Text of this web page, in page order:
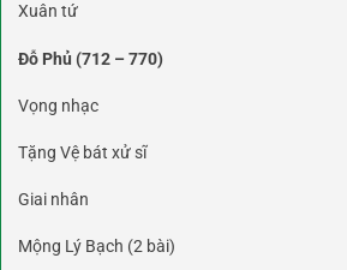
Xuân tứ
Đỗ Phủ (712 – 770)
Vọng nhạc
Tặng Vệ bát xử sĩ
Giai nhân
Mộng Lý Bạch (2 bài)